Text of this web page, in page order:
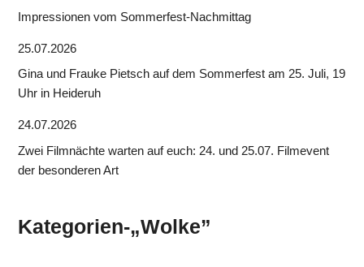
Impressionen vom Sommerfest-Nachmittag
25.07.2026
Gina und Frauke Pietsch auf dem Sommerfest am 25. Juli, 19
Uhr in Heideruh
24.07.2026
Zwei Filmnächte warten auf euch: 24. und 25.07. Filmevent
der besonderen Art
Kategorien-„Wolke”